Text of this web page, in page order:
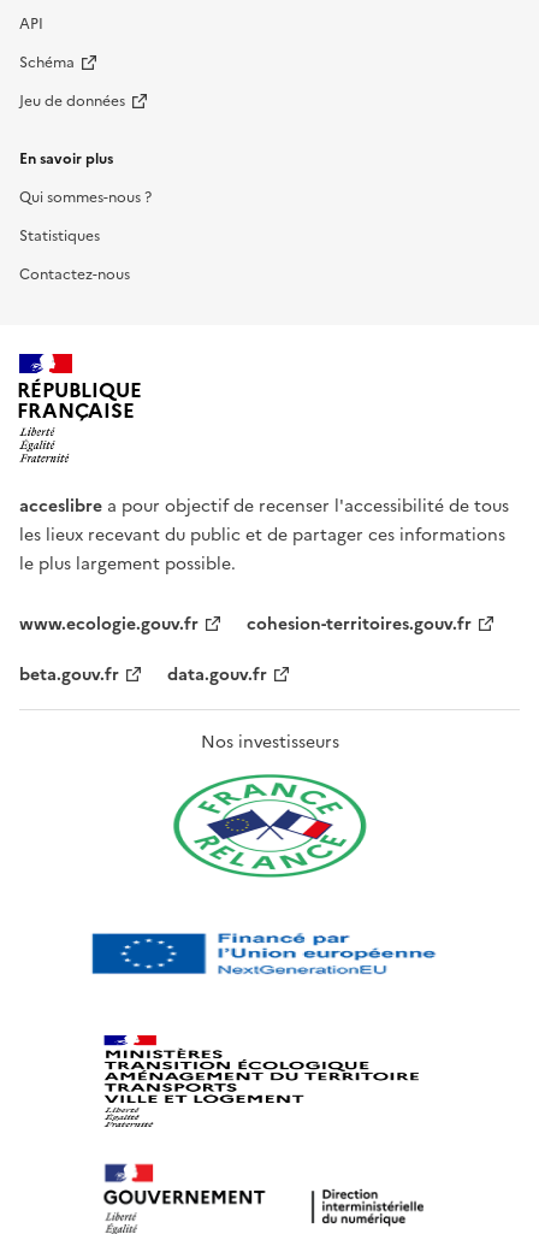
API
Schéma
Jeu de données
En savoir plus
Qui sommes-nous ?
Statistiques
Contactez-nous
RÉPUBLIQUE
FRANÇAISE
acceslibre a pour objectif de recenser l'accessibilité de tous
les lieux recevant du public et de partager ces informations
le plus largement possible.
www.ecologie.gouv.fr
cohesion-territoires.gouv.fr
beta.gouv.fr
data.gouv.fr
Nos investisseurs